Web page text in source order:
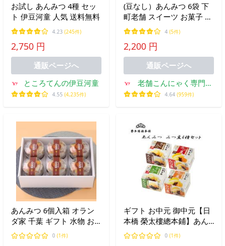
お試し あんみつ 4種 セッ
ト 伊豆河童 人気 送料無料
4.23 (245件)
2,750 円
通販ページへ
ところてんの伊豆河童
4.55 (4,235件)
(豆なし）あんみつ 6袋 下
町老舗 スイーツ お菓子 和
菓子 2025 低カロリー 送料
無料 糖質制限 おやつ 低糖
質 ポイント消化 ポイント
利用 送料無 爆買 母の日
4 (5件)
2,200 円
通販ページへ
老舗こんにゃく専門店
上原本店
4.64 (959件)
あんみつ 6個入箱 オラン
ダ家 千葉 ギフト 水物 お
菓子 詰め合わせ 贈答用 お
歳暮 お年賀
0 (1件)
ギフト お中元 御中元【日
本橋 榮太樓總本鋪】あん
みつ・みつ豆4種セット！
夏ギフト 残暑見舞い 手土
0 (1件)